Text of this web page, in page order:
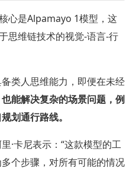
心是Alpamayo 1模型，这
思维链技术的视觉-语言-行
类人思维能力，即便在未经
也能解决复杂的场景问题，例
划通行路线。
·卡尼表示：“这款模型的工
个步骤，对所有可能的情况